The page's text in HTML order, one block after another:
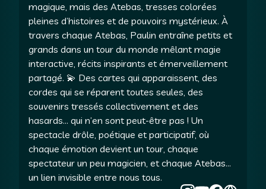
magique, mais des Atebas, tresses colorées
pleines d’histoires et de pouvoirs mystérieux. À
travers chaque Atebas, Paulin entraîne petits et
grands dans un tour du monde mêlant magie
interactive, récits inspirants et émerveillement
partagé. 💫 Des cartes qui apparaissent, des
cordes qui se réparent toutes seules, des
souvenirs tressés collectivement et des
hasards... qui n’en sont peut-être pas ! Un
spectacle drôle, poétique et participatif, où
chaque émotion devient un tour, chaque
spectateur un peu magicien, et chaque Atebas…
un lien invisible entre nous tous.